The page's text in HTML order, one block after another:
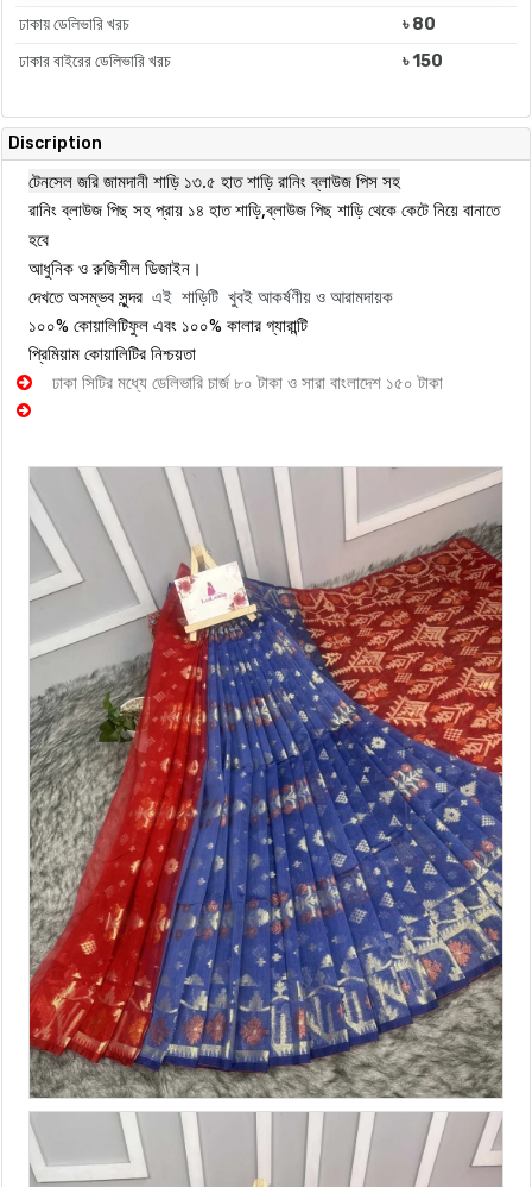
ঢাকায় ডেলিভারি খরচ
৳ 80
ঢাকার বাইরের ডেলিভারি খরচ
৳ 150
Discription
টেনসেল জরি জামদানী শাড়ি ১৩.৫ হাত শাড়ি রানিং ব্লাউজ পিস সহ
রানিং ব্লাউজ পিছ সহ প্রায় ১৪ হাত শাড়ি,ব্লাউজ পিছ শাড়ি থেকে কেটে নিয়ে বানাতে
হবে
আধুনিক ও রুজিশীল ডিজাইন।
দেখতে অসম্ভব সুন্দর এই শাড়িটি খুবই আকর্ষণীয় ও আরামদায়ক
১০০% কোয়ালিটিফুল এবং ১০০% কালার গ্যারান্টি
প্রিমিয়াম কোয়ালিটির নিশ্চয়তা
ঢাকা সিটির মধ্যে ডেলিভারি চার্জ ৮০ টাকা ও সারা বাংলাদেশ ১৫০ টাকা